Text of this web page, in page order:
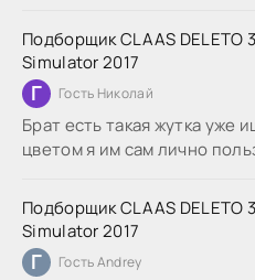
Подборщик CLAAS DELETO
Simulator 2017
Г Гость Николай
Брат есть такая жутка уже
цветом я им сам лично
Подборщик CLAAS DELETO
Simulator 2017
Г Гость Andrey